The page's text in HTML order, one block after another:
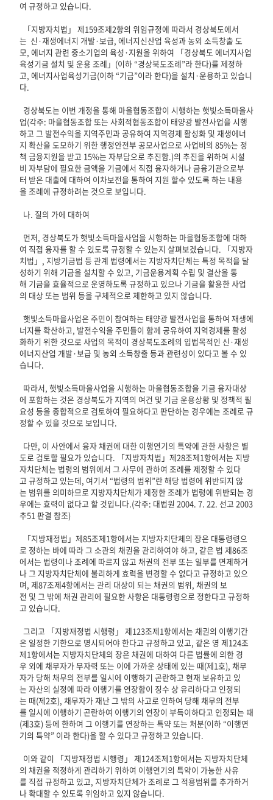
여 규정하고 있습니다.
「지방자치법」 제159조제2항의 위임규정에 따라서 경상북도에서
는 신·재생에너지 개발·보급, 에너지신산업 육성과 농외 소득창출 도
모, 에너지 관련 중소기업의 육성·지원을 위하여 「경상북도 에너지사업
육성기금 설치 및 운용 조례」(이하 “경상북도조례”라 한다)를 제정하
고, 에너지사업육성기금(이하 “기금”이라 한다)을 설치·운용하고 있습니
다.
경상북도는 이번 개정을 통해 마을협동조합이 시행하는 햇빛소득마을사
업(각주: 마을협동조합 또는 사회적협동조합이 태양광 발전사업을 시행
하고 그 발전수익을 지역주민과 공유하여 지역경제 활성화 및 재생에너
지 확산을 도모하기 위한 행정안전부 공모사업으로 사업비의 85%는 정
책 금융지원을 받고 15%는 자부담으로 추진함.)의 추진을 위하여 시설
비 자부담에 필요한 금액을 기금에서 직접 융자하거나 금융기관으로부
터 받은 대출에 대하여 이차보전을 통하여 지원 할수 있도록 하는 내용
을 조례에 규정하려는 것으로 보입니다.
나. 질의 가에 대하여
먼저, 경상북도가 햇빛소득마을사업을 시행하는 마을협동조합에 대하
여 직접 융자를 할 수 있도록 규정할 수 있는지 살펴보겠습니다. 「지방자
치법」, 지방기금법 등 관계 법령에서는 지방자치단체는 특정 목적을 달
성하기 위해 기금을 설치할 수 있고, 기금운용계획 수립 및 결산을 통
해 기금을 효율적으로 운영하도록 규정하고 있으나 기금을 활용한 사업
의 대상 또는 범위 등을 구체적으로 제한하고 있지 않습니다.
햇빛소득마을사업은 주민이 참여하는 태양광 발전사업을 통하여 재생에
너지를 확산하고, 발전수익을 주민들이 함께 공유하여 지역경제를 활성
화하기 위한 것으로 사업의 목적이 경상북도조례의 입법목적인 신·재생
에너지산업 개발·보급 및 농외 소득창출 등과 관련성이 있다고 볼 수 있
습니다.
따라서, 햇빛소득마을사업을 시행하는 마을협동조합을 기금 융자대상
에 포함하는 것은 경상북도가 지역의 여건 및 기금 운용상황 및 정책적 필
요성 등을 종합적으로 검토하여 필요하다고 판단하는 경우에는 조례로 규
정할 수 있을 것으로 보입니다.
다만, 이 사안에서 융자 채권에 대한 이행연기의 특약에 관한 사항은 별
도로 검토할 필요가 있습니다. 「지방자치법」제28조제1항에서는 지방
자치단체는 법령의 범위에서 그 사무에 관하여 조례를 제정할 수 있다
고 규정하고 있는데, 여기서 “법령의 범위”란 해당 법령에 위반되지 않
는 범위를 의미하므로 지방자치단체가 제정한 조례가 법령에 위반되는 경
우에는 효력이 없다고 할 것입니다.(각주: 대법원 2004. 7. 22. 선고 2003
추51 판결 참조)
「지방재정법」제85조제1항에서는 지방자치단체의 장은 대통령령으
로 정하는 바에 따라 그 소관의 채권을 관리하여야 하고, 같은 법 제86조
에서는 법령이나 조례에 따르지 않고 채권의 전부 또는 일부를 면제하거
나 그 지방자치단체에 불리하게 효력을 변경할 수 없다고 규정하고 있으
며, 제87조제4항에서는 관리 대상이 되는 채권의 범위, 채권의 보
전 및 그 밖에 채권 관리에 필요한 사항은 대통령령으로 정한다고 규정하
고 있습니다.
그리고 「지방재정법 시행령」 제123조제1항에서는 채권의 이행기간
은 일정한 기한으로 명시되어야 한다고 규정하고 있고, 같은 영 제124조
제1항에서는 지방자치단체의 장은 채권에 대하여 다른 법률에 의한 경
우 외에 채무자가 무자력 또는 이에 가까운 상태에 있는 때(제1호), 채무
자가 당해 채무의 전부를 일시에 이행하기 곤란하고 현재 보유하고 있
는 자산의 실정에 따라 이행기를 연장함이 징수 상 유리하다고 인정되
는 때(제2호), 채무자가 재난 그 밖의 사고로 인하여 당해 채무의 전부
를 일시에 이행하기 곤란하여 이행기의 연장이 부득이하다고 인정되는 때
(제3호) 등에 한하여 그 이행기를 연장하는 특약 또는 처분(이하 “이행연
기의 특약” 이라 한다)을 할 수 있다고 규정하고 있습니다.
이와 같이 「지방재정법 시행령」 제124조제1항에서는 지방자치단체
의 채권을 적정하게 관리하기 위하여 이행연기의 특약이 가능한 사유
를 직접 규정하고 있고, 지방자치단체가 조례로 그 적용범위를 추가하거
나 확대할 수 있도록 위임하고 있지 않습니다.